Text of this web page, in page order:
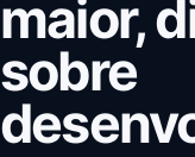
maior,
sobre